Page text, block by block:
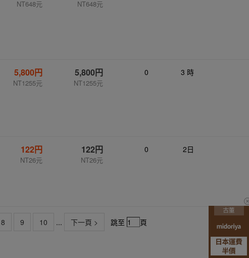
NT648元 NT648元
5,800円
NT1255元
5,800円
NT1255元
0 3 時
122円
NT26元
122円
NT26元
0 2日
8 9 10 ... 下一頁 > 跳至 頁